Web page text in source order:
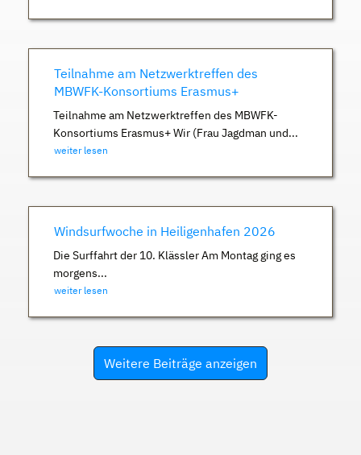
Teilnahme am Netzwerktreffen des
MBWFK-Konsortiums Erasmus+
Teilnahme am Netzwerktreffen des MBWFK-
Konsortiums Erasmus+ Wir (Frau Jagdman und...
weiter lesen
Windsurfwoche in Heiligenhafen 2026
Die Surffahrt der 10. Klässler Am Montag ging es
morgens...
weiter lesen
Weitere Beiträge anzeigen